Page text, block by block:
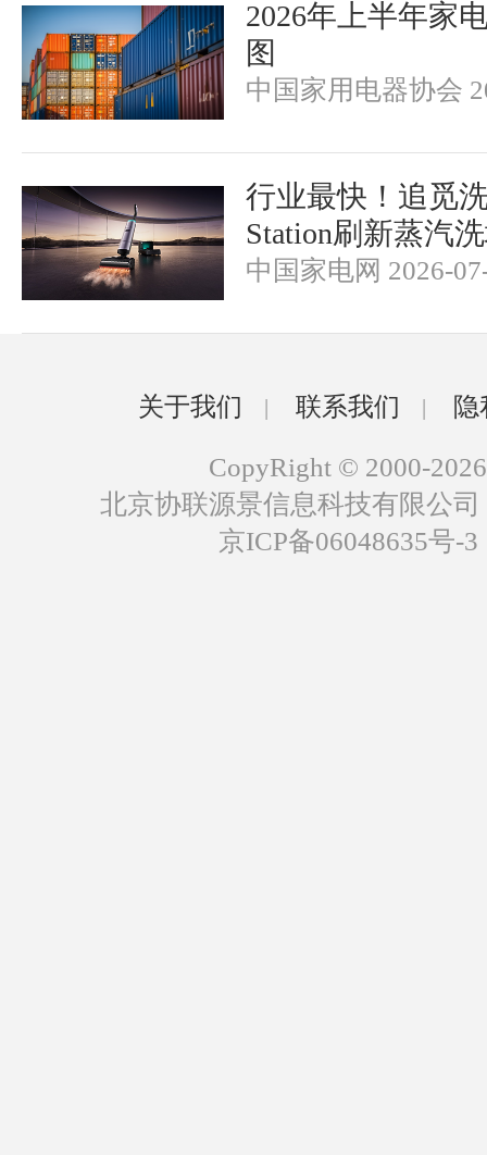
2026年上半年家
图
中国家用电器协会
行业最快！追觅
Station刷新蒸汽
中国家电网 2026-
关于我们 | 联系我们 |
CopyRight © 2000-2026
北京协联源景信息科技有限公
京ICP备06048635号-3